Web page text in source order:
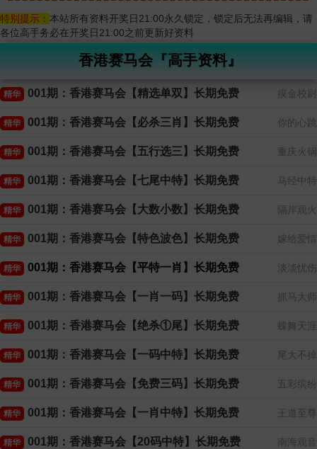
特别提示： 本站所有资料开奖日21:00永久锁定，锁定后无法再编辑，请
各位高手务必在开奖日21:00之前更新好资料
香港赛马会『高手资料』
摸金校尉
精华 001期：香港赛马会【精选单双】长期免费
你的心跳
精华 001期：香港赛马会【必杀三肖】长期免费
重庆火锅
精华 001期：香港赛马会【五行选三】长期免费
马经中特
精华 001期：香港赛马会【七尾中特】长期免费
隔岸观火
精华 001期：香港赛马会【大数小数】长期免费
嫁给爱情
精华 001期：香港赛马会【特色波色】长期免费
淡淡忧伤
精华 001期：香港赛马会【平特一肖】长期免费
抓马大师
精华 001期：香港赛马会【一肖一码】长期免费
蝶舞天涯
精华 001期：香港赛马会【绝杀①尾】长期免费
尾大不掉
精华 001期：香港赛马会【一码中特】长期免费
五彩缤纷
精华 001期：香港赛马会【免费三码】长期免费
王道至尊
精华 001期：香港赛马会【一肖中特】长期免费
南海观音
精华 001期：香港赛马会【20码中特】长期免费